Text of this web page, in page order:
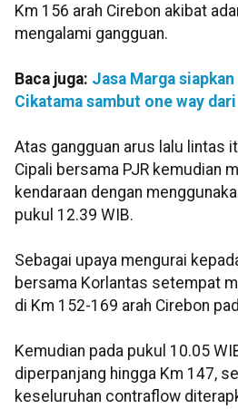
Km 156 arah Cirebon akibat
mengalami gangguan.
Baca juga: Jasa Marga
Cikatama sambut one way
Atas gangguan arus lalu lintas
Cipali bersama PJR kemudian
kendaraan dengan
pukul 12.39 WIB.
Sebagai upaya mengurai
bersama Korlantas setempat
di Km 152-169 arah Cirebon
Kemudian pada pukul 10.05
diperpanjang hingga Km 147,
keseluruhan contraflow